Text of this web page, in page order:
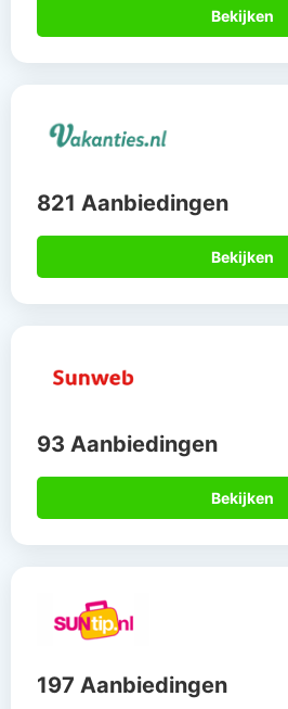
Bekijken
821 Aanbiedingen
Bekijken
93 Aanbiedingen
Bekijken
197 Aanbiedingen